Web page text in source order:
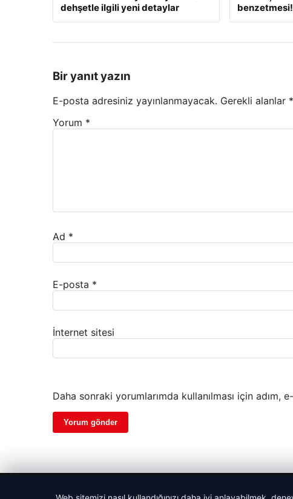
dehşetle ilgili yeni detaylar
benzetmesi!
Bir yanıt yazın
E-posta adresiniz yayınlanmayacak. Gerekli alanlar *
Yorum *
Ad *
E-posta *
İnternet sitesi
Daha sonraki yorumlarımda kullanılması için